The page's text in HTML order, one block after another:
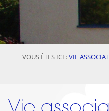
VOUS ÊTES ICI :VIE